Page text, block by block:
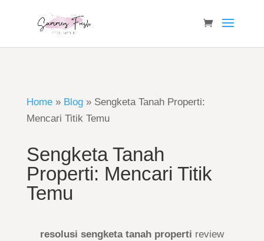
Home» Blog» Sengketa Tanah Properti:
Mencari Titik Temu
Sengketa Tanah
Properti: Mencari Titik
Temu
resolusi sengketa tanah properti review